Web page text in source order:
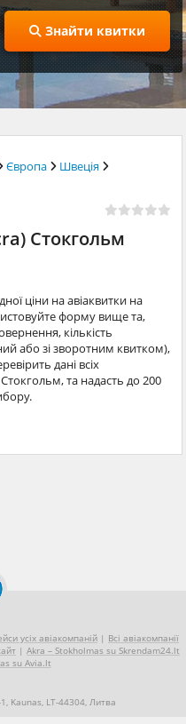
Знайти квитки
Європа
Швеція
Стокгольм
ціни на авіаквитки на
форму вище та,
кількість
або зі зворотним квитком),
дані всіх
та надасть до 200
усіх авіакомпаній | Всі авіакомпанії
| Akra – Stokholmas su Skrendam24.lt
su Avia.lt
Kaunas, LT-44304, Литва